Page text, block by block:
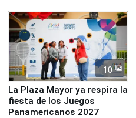
10
La Plaza Mayor ya respira la
fiesta de los Juegos
Panamericanos 2027